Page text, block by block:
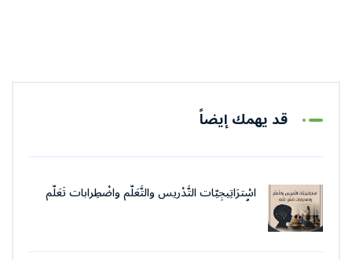
قد يهمك إيضاً
اسْترَاتِيجِيّات التَّدْريس والتَّعَلُّم واضْطِرابات تَعَلُّم